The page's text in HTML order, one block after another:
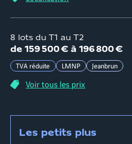
8 lots du T1 au T2
de 159 500 € à 196 800 €
TVA réduite LMNP Jeanbrun
Voir tous les prix
Les petits plus